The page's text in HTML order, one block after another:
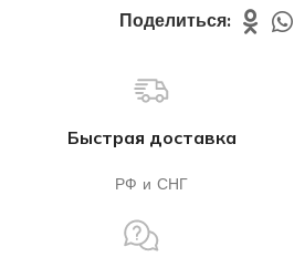
Поделиться:
Быстрая доставка
РФ и СНГ